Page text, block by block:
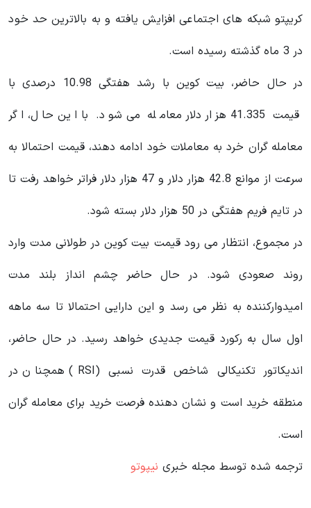
کریپتو شبکه های اجتماعی افزایش یافته و به بالاترین حد خود
در 3 ماه گذشته رسیده است.
در حال حاضر، بیت کوین با رشد هفتگی 10.98 درصدی با
قیمت 41.335 هزار دلار معامله می شود. با این حال، اگر
معامله گران خرد به معاملات خود ادامه دهند، قیمت احتمالا به
سرعت از موانع 42.8 هزار دلار و 47 هزار دلار فراتر خواهد رفت تا
در تایم فریم هفتگی در 50 هزار دلار بسته شود.
در مجموع، انتظار می رود قیمت بیت کوین در طولانی مدت وارد
روند صعودی شود. در حال حاضر چشم انداز بلند مدت
امیدوارکننده به نظر می رسد و این دارایی احتمالا تا سه ماهه
اول سال به رکورد قیمت جدیدی خواهد رسید. در حال حاضر،
اندیکاتور تکنیکالی شاخص قدرت نسبی (RSI) همچنان در
منطقه خرید است و نشان دهنده فرصت خرید برای معامله گران
است.
ترجمه شده توسط مجله خبری نیپوتو